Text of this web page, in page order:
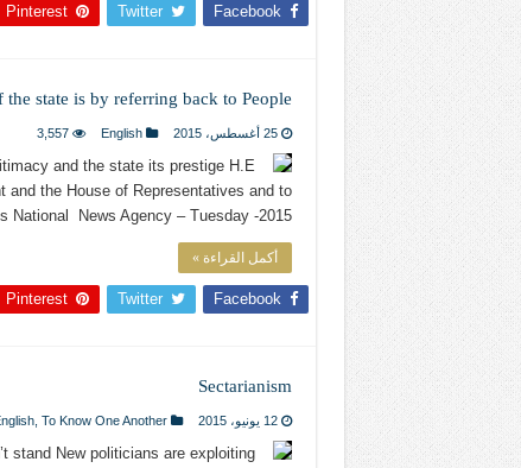
Facebook
Twitter
Pinterest
state is by referring back to People
25 أغسطس، 2015 English
3,557
and the state its prestige H.E
and the House of Representatives and to
News Agency – Tuesday -2015 …
أكمل القراءة »
Facebook
Twitter
Pinterest
Sectarianism
12 يونيو، 2015 , To Know One Another
stand New politicians are exploiting